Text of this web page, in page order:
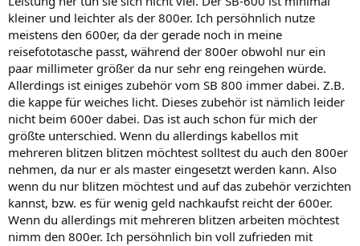
kleiner und leichter als der 800er. Ich persöhnlich nutze
meistens den 600er, da der gerade noch in meine
reisefototasche passt, während der 800er obwohl nur ein
paar millimeter größer da nur sehr eng reingehen würde.
Allerdings ist einiges zubehör vom SB 800 immer dabei. Z.B.
die kappe für weiches licht. Dieses zubehör ist nämlich leider
nicht beim 600er dabei. Das ist auch schon für mich der
größte unterschied. Wenn du allerdings kabellos mit
mehreren blitzen blitzen möchtest solltest du auch den 800er
nehmen, da nur er als master eingesetzt werden kann. Also
wenn du nur blitzen möchtest und auf das zubehör verzichten
kannst, bzw. es für wenig geld nachkaufst reicht der 600er.
Wenn du allerdings mit mehreren blitzen arbeiten möchtest
nimm den 800er. Ich persöhnlich bin voll zufrieden mit